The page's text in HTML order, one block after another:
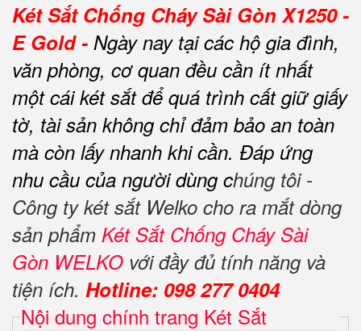
Két Sắt Chống Cháy Sài Gòn X1250 -
E Gold - Ngày nay tại các hộ gia đình,
văn phòng, cơ quan đều cần ít nhất
một cái két sắt để quá trình cất giữ giấy
tờ, tài sản không chỉ đảm bảo an toàn
mà còn lấy nhanh khi cần. Đáp ứng
nhu cầu của người dùng chúng tôi -
Công ty két sắt Welko cho ra mắt dòng
sản phẩm Két Sắt Chống Cháy Sài
Gòn WELKO với đầy đủ tính năng và
tiện ích. Hotline: 098 277 0404
Nội dung chính trang Két Sắt